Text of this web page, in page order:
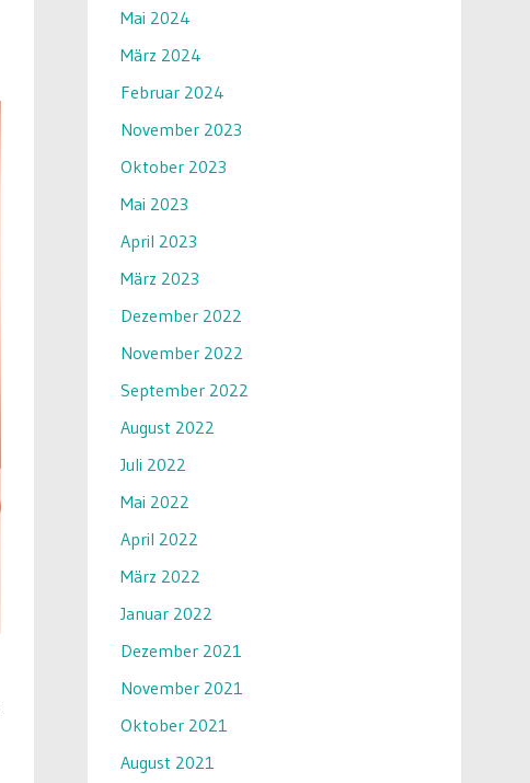
Mai 2024
März 2024
Februar 2024
November 2023
Oktober 2023
Mai 2023
April 2023
März 2023
Dezember 2022
November 2022
September 2022
August 2022
Juli 2022
Mai 2022
April 2022
März 2022
Januar 2022
Dezember 2021
November 2021
Oktober 2021
August 2021